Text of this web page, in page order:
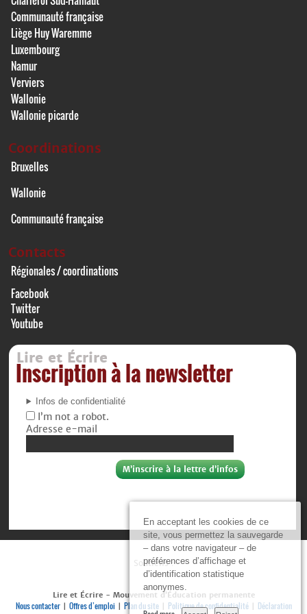
En acceptant les cookies de ce
site, vous permettez la sauvegarde
– dans votre navigateur – de
préférences d’affichage et
d’identification statistique
anonymes.
Communauté française
Liège Huy Waremme
Luxembourg
Namur
Verviers
Wallonie
Wallonie picarde
Coordinations
Bruxelles
Wallonie
Communauté française
Contacts
Régionales / coordinations
Facebook
Twitter
Youtube
Lire et Écrire
Inscription à la newsletter
Infos de confidentialité
I’m not a robot.
Adresse e-mail
Soutiens :
Lire et Écrire - Mouvement d’Éducation permanente
Nous contacter| Offres d’emploi | Plan du site| Politique de confidentialité|
Déclaration